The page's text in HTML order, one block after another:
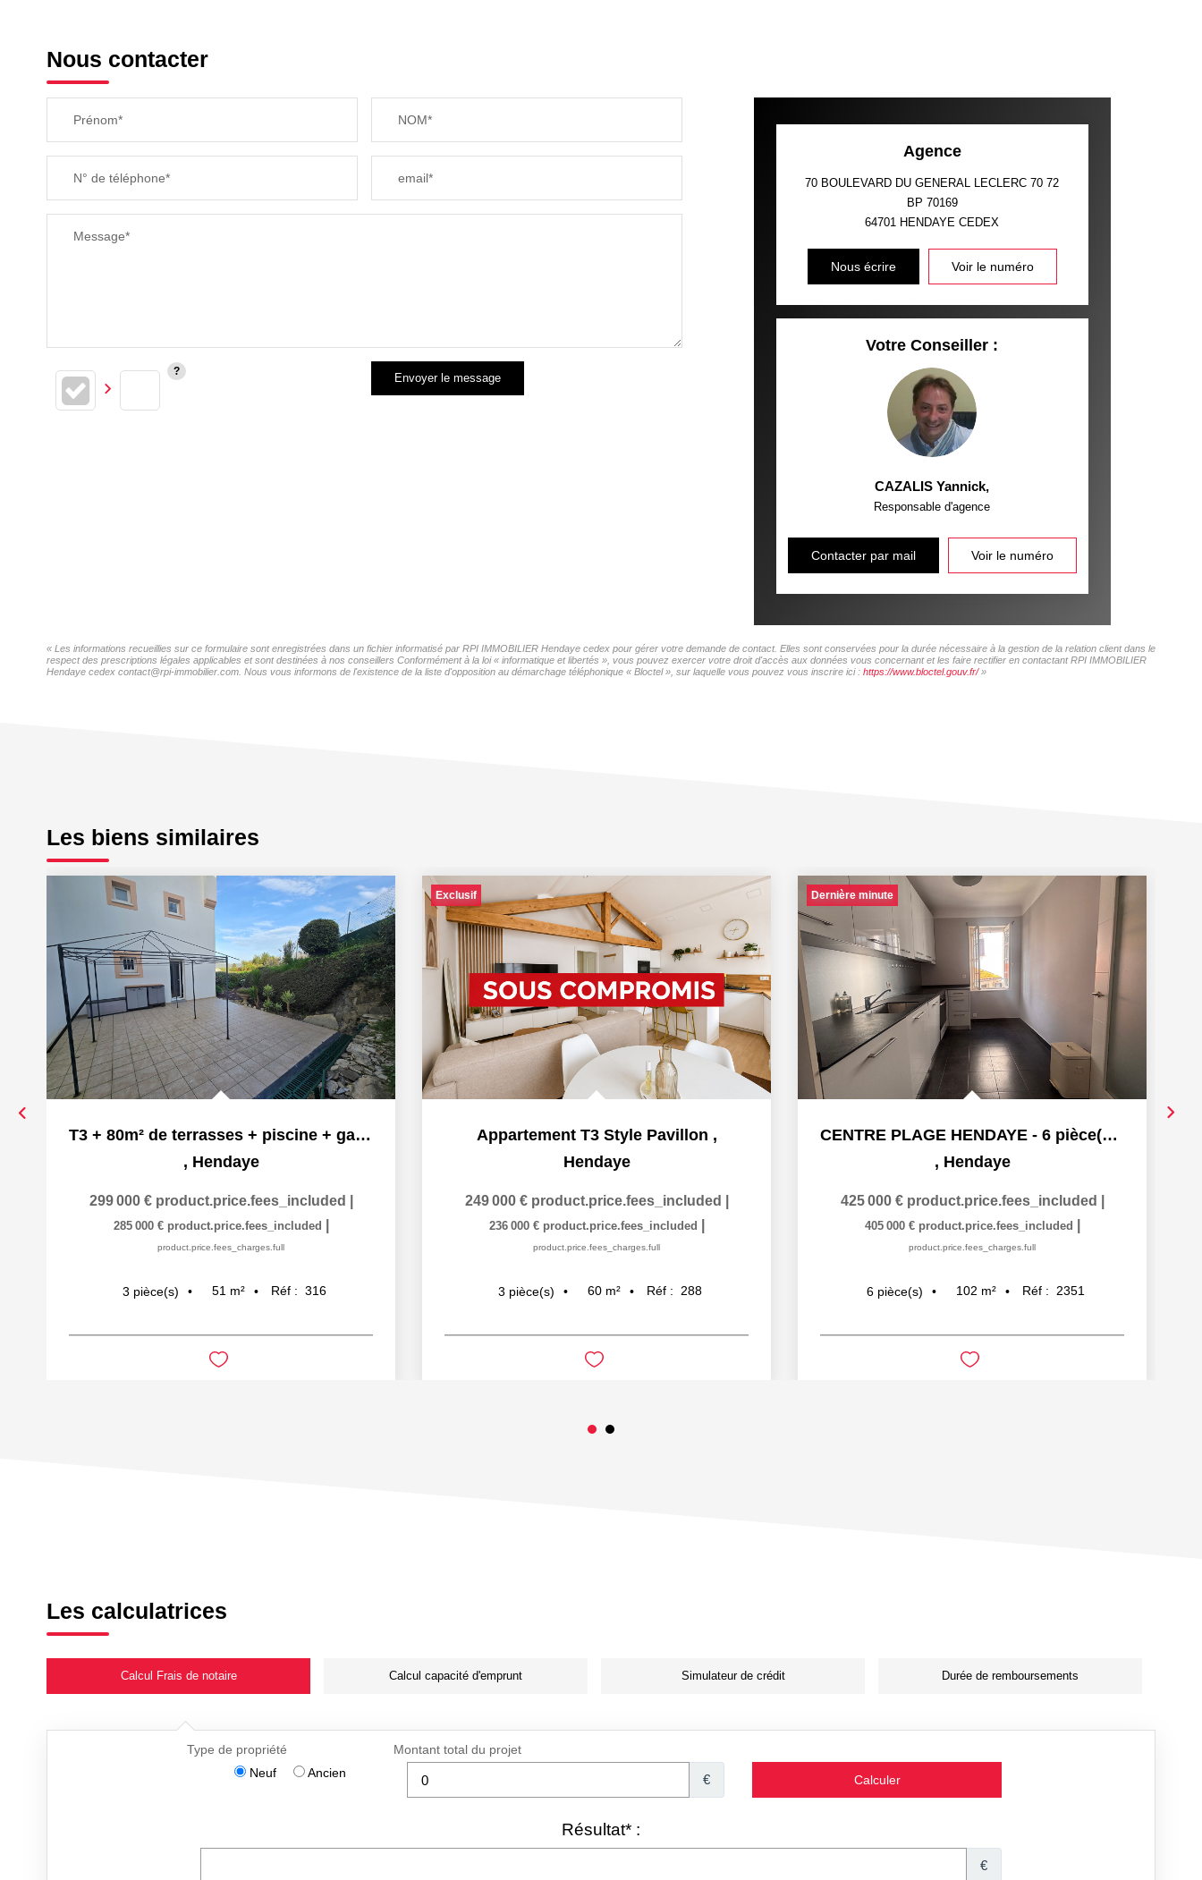
Nous contacter
Prénom* NOM*
N° de téléphone* email*
Message*
Envoyer le message
Agence
70 BOULEVARD DU GENERAL LECLERC 70 72
BP 70169
64701 HENDAYE CEDEX
Nous écrire Voir le numéro
Votre Conseiller :
CAZALIS Yannick,
Responsable d'agence
Contacter par mail Voir le numéro
« Les informations recueillies sur ce formulaire sont enregistrées dans un fichier informatisé par RPI IMMOBILIER Hendaye cedex pour gérer votre demande de contact. Elles sont conservées pour la durée nécessaire à la gestion de la relation client dans le
respect des prescriptions légales applicables et sont destinées à nos conseillers Conformément à la loi « informatique et libertés », vous pouvez exercer votre droit d'accès aux données vous concernant et les faire rectifier en contactant RPI IMMOBILIER
Hendaye cedex contact@rpi-immobilier.com. Nous vous informons de l'existence de la liste d'opposition au démarchage téléphonique « Bloctel », sur laquelle vous pouvez vous inscrire ici : https://www.bloctel.gouv.fr/»
Les biens similaires
T3 + 80m² de terrasses + piscine + garage
, Hendaye
299 000 € product.price.fees_included
285 000 € product.price.fees_included
product.price.fees_charges.full
3 pièce(s) 51 m² Réf : 316
Exclusif
Appartement T3 Style Pavillon ,
Hendaye
249 000 € product.price.fees_included
236 000 € product.price.fees_included
product.price.fees_charges.full
3 pièce(s) 60 m² Réf : 288
Dernière minute
CENTRE PLAGE HENDAYE - 6 pièce(s) - 101.82 m2
, Hendaye
425 000 € product.price.fees_included
405 000 € product.price.fees_included
product.price.fees_charges.full
6 pièce(s) 102 m² Réf : 2351
Les calculatrices
Calcul Frais de notaire Calcul capacité d'emprunt Simulateur de crédit Durée de remboursements